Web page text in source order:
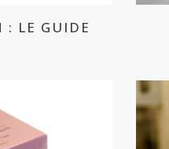
: LE GUIDE